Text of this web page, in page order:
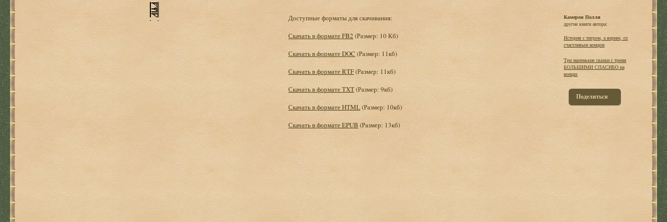
Доступные форматы для скачивания:
Скачать в формате FB2 (Размер: 10 Кб)
Скачать в формате DOC (Размер: 11кб)
Скачать в формате RTF(Размер: 11кб)
Скачать в формате TXT(Размер: 9кб)
Скачать в формате HTML(Размер: 10кб)
Скачать в формате EPUB (Размер: 13кб)
Камерон Полли
другие книги автора:
История с тигром, а вернее, со
счастливым концом
Три маленькие сказки с тремя
БОЛЬШИМИ СПАСИБО на
концах
Поделиться